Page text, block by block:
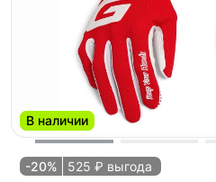
В наличии
-20% 525 ₽ выгода